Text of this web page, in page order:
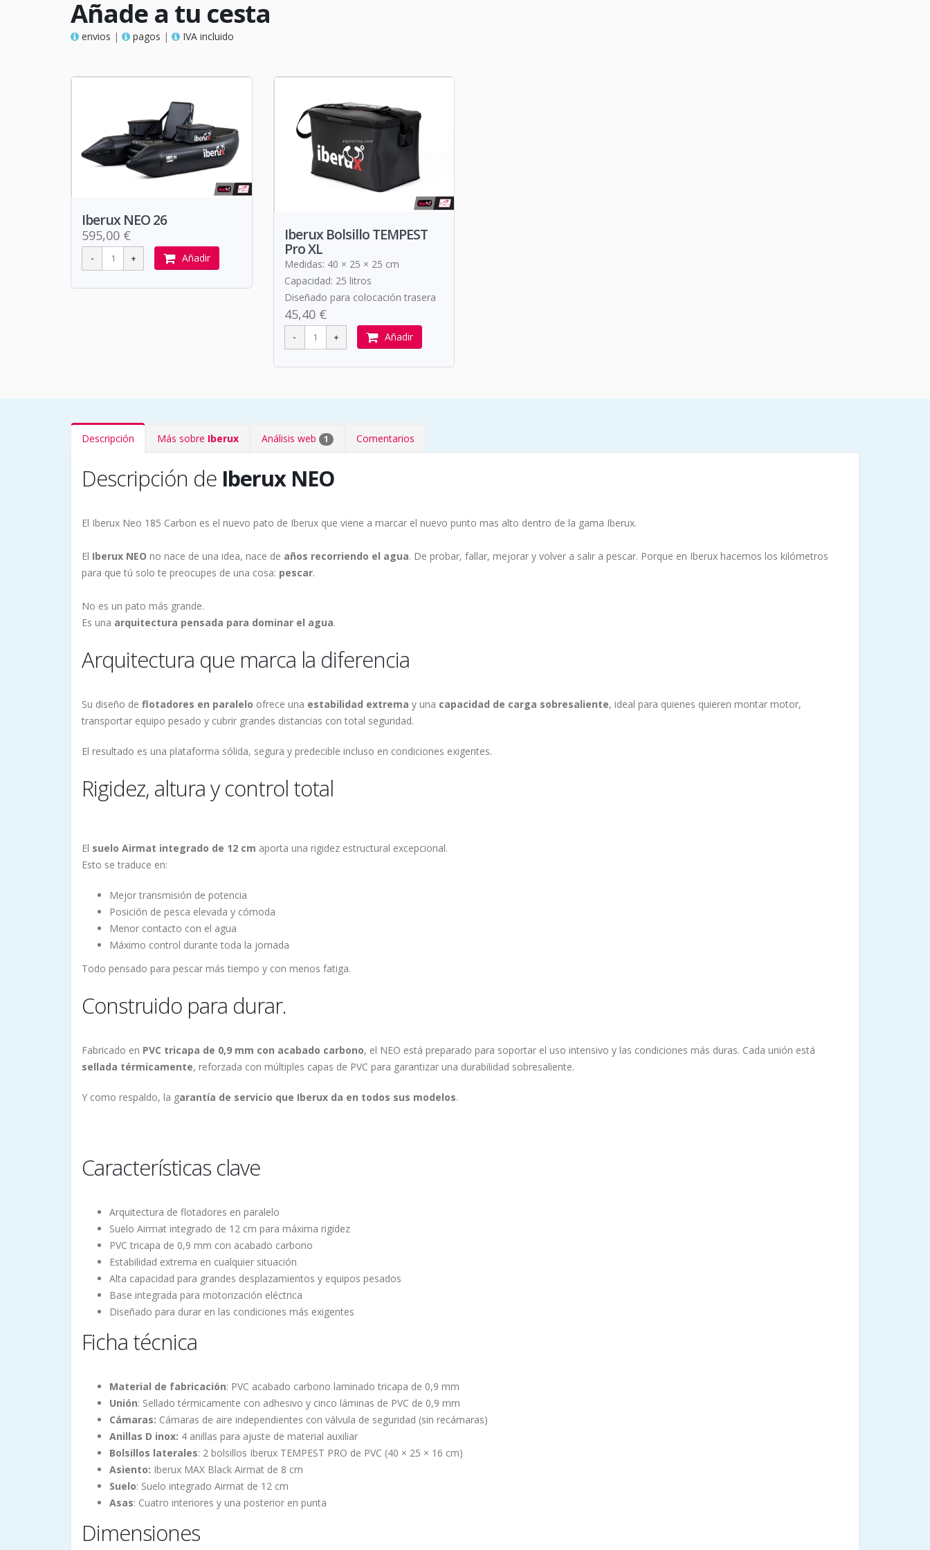
Añade a tu cesta
envios | pagos | IVA incluido
Iberux NEO 26
595,00 €
Añadir
Iberux Bolsillo TEMPEST
Pro XL
Medidas: 40 × 25 × 25 cm
Capacidad: 25 litros
Diseñado para colocación trasera
45,40 €
Añadir
Descripción Más sobre Iberux Análisis web 1 Comentarios
Descripción de Iberux NEO
El Iberux Neo 185 Carbon es el nuevo pato de Iberux que viene a marcar el nuevo punto mas alto dentro de la gama Iberux.
El Iberux NEO no nace de una idea, nace de años recorriendo el agua. De probar, fallar, mejorar y volver a salir a pescar. Porque en Iberux hacemos los kilómetros
para que tú solo te preocupes de una cosa: pescar.
No es un pato más grande.
Es una arquitectura pensada para dominar el agua.
Arquitectura que marca la diferencia
Su diseño de flotadores en paralelo ofrece una estabilidad extrema y una capacidad de carga sobresaliente, ideal para quienes quieren montar motor,
transportar equipo pesado y cubrir grandes distancias con total seguridad.
El resultado es una plataforma sólida, segura y predecible incluso en condiciones exigentes.
Rigidez, altura y control total
El suelo Airmat integrado de 12 cm aporta una rigidez estructural excepcional.
Esto se traduce en:
Mejor transmisión de potencia
Posición de pesca elevada y cómoda
Menor contacto con el agua
Máximo control durante toda la jornada
Todo pensado para pescar más tiempo y con menos fatiga.
Construido para durar.
Fabricado en PVC tricapa de 0,9 mm con acabado carbono, el NEO está preparado para soportar el uso intensivo y las condiciones más duras. Cada unión está
sellada térmicamente, reforzada con múltiples capas de PVC para garantizar una durabilidad sobresaliente.
Y como respaldo, la garantía de servicio que Iberux da en todos sus modelos.
Características clave
Arquitectura de flotadores en paralelo
Suelo Airmat integrado de 12 cm para máxima rigidez
PVC tricapa de 0,9 mm con acabado carbono
Estabilidad extrema en cualquier situación
Alta capacidad para grandes desplazamientos y equipos pesados
Base integrada para motorización eléctrica
Diseñado para durar en las condiciones más exigentes
Ficha técnica
Material de fabricación: PVC acabado carbono laminado tricapa de 0,9 mm
Unión: Sellado térmicamente con adhesivo y cinco láminas de PVC de 0,9 mm
Cámaras: Cámaras de aire independientes con válvula de seguridad (sin recámaras)
Anillas D inox: 4 anillas para ajuste de material auxiliar
Bolsillos laterales: 2 bolsillos Iberux TEMPEST PRO de PVC (40 × 25 × 16 cm)
Asiento: Iberux MAX Black Airmat de 8 cm
Suelo: Suelo integrado Airmat de 12 cm
Asas: Cuatro interiores y una posterior en punta
Dimensiones